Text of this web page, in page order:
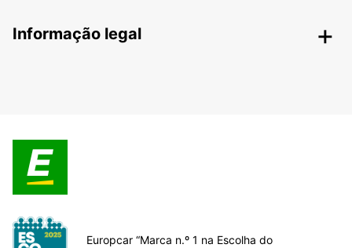
Informação legal
Europcar “Marca n.º 1 na Escolha do